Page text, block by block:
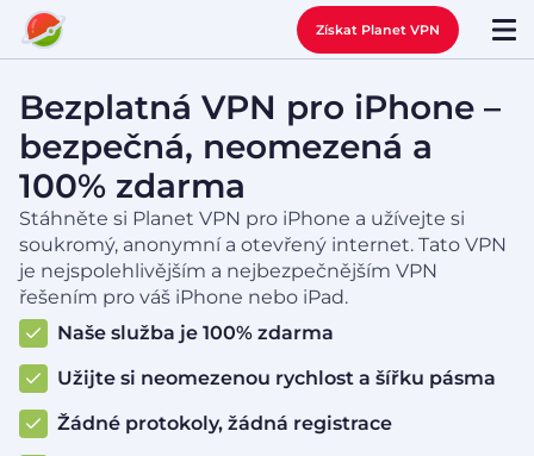
Získat Planet VPN
Bezplatná VPN pro iPhone –
bezpečná, neomezená a
100% zdarma
Stáhněte si Planet VPN pro iPhone a užívejte si
soukromý, anonymní a otevřený internet. Tato VPN
je nejspolehlivějším a nejbezpečnějším VPN
řešením pro váš iPhone nebo iPad.
Naše služba je 100% zdarma
Užijte si neomezenou rychlost a šířku pásma
Žádné protokoly, žádná registrace